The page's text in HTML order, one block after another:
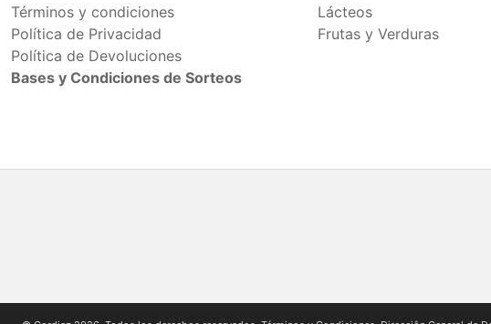
Términos y condiciones
Política de Privacidad
Política de Devoluciones
Bases y Condiciones de Sorteos
Lácteos
Frutas y Verduras